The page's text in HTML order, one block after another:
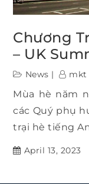
Chương
– UK
News mkt
Mùa hè năm
các Quý phụ
trại hè tiếng
April 13, 2023